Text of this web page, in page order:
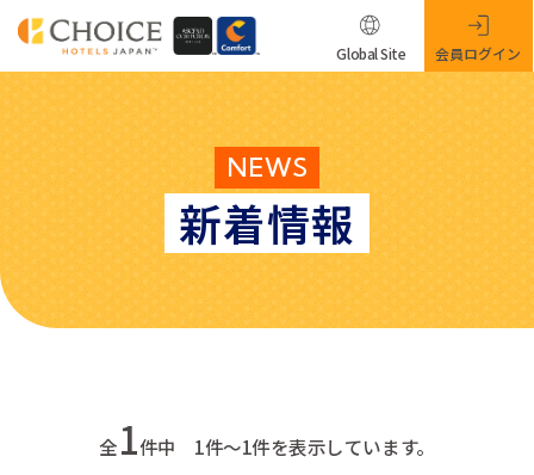
NEWS
新着情報
Global Site 会員ログイン
全1件中 1件～1件を表示しています。